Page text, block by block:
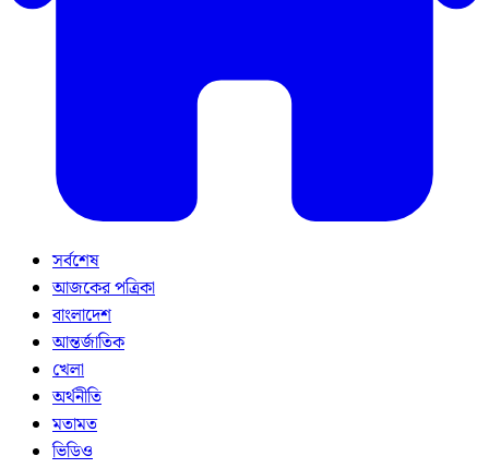
সর্বশেষ
আজকের পত্রিকা
বাংলাদেশ
আন্তর্জাতিক
খেলা
অর্থনীতি
মতামত
ভিডিও